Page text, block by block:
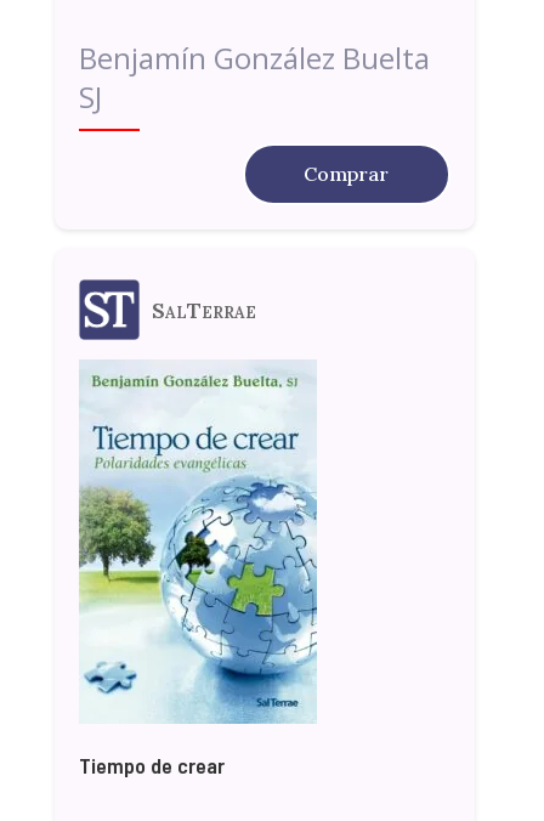
Benjamín González Buelta
SJ
Comprar
SalTerrae
Tiempo de crear